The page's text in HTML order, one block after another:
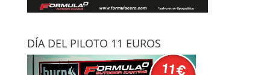
DÍA DEL PILOTO 11 EUROS